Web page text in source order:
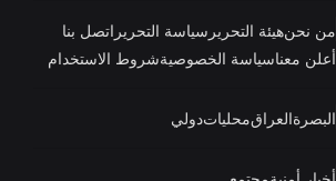
من نحنهيئة التحرير سياسة التحرير اتصل بنا
أعلن معناسياسة الخصوصيةشروط الاستخدام
البصرةالعراقمحلياتدولي